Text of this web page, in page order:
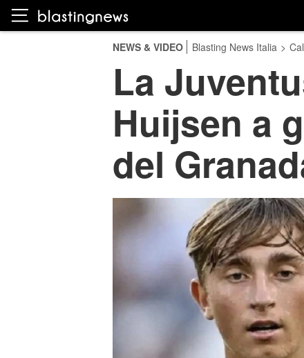
NEWS & VIDEO Blasting News Italia >
La
Huijsen a
del